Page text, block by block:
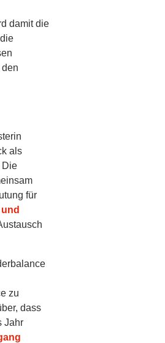
damit die
als
Die
für
zu
dass
Jahr